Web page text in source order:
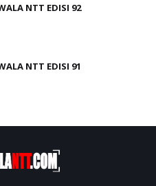
NTT EDISI 92
NTT EDISI 91